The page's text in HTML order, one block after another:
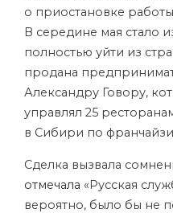
о приостановке
В середине мая стало
полностью уйти из
продана
Александру Говору,
управлял 25
в Сибири по
Сделка вызвала
отмечала «Русская
вероятно, было бы не